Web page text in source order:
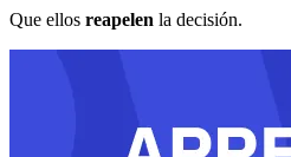
Que ellos reapelen la decisión.